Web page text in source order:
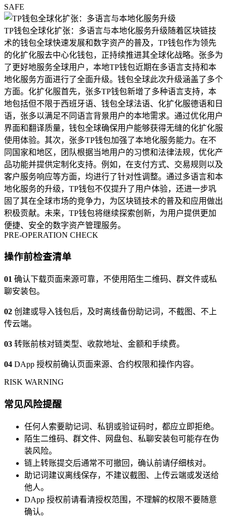
SAFE
TP钱包全球化扩张：多语言与本地化服务升级随着区块链技
术的钱包全球快速发展和数字资产的普及，TP钱包作为领先
的化扩化服去中心化钱包，正持续推进其全球化战略。张多为
了更好地服务全球用户，本地TP钱包近期在多语言支持和本
地化服务方面进行了全面升级。钱包全球此次升级涵盖了多个
方面。化扩化服首先，张多TP钱包新增了多种语言支持，本
地包括但不限于西班牙语、钱包全球法语、化扩化服德语和日
语，张多以满足不同语言背景用户的本地需求。通过优化用户
界面和翻译质量，钱包全球确保用户能够获得无缝的化扩化服
使用体验。其次，张多TP钱包加强了本地化服务能力。在不
同国家和地区，团队根据当地用户的习惯和法律法规，优化产
品功能并提供定制化支持。例如，在支付方式、交易规则以及
客户服务响应等方面，均进行了针对性调整。通过多语言和本
地化服务的升级，TP钱包不仅提升了用户体验，还进一步巩
固了其在全球市场的竞争力，为区块链技术的普及和应用做出
积极贡献。未来，TP钱包将继续探索创新，为用户提供更加
便捷、安全的数字资产管理服务。
PRE-OPERATION CHECK
操作前检查清单
01 确认下载页面来源可靠，不使用陌生二维码、群文件或私
聊安装包。
02 创建或导入钱包后，及时离线备份助记词，不截图、不上
传云端。
03 转账前核对链类型、收款地址、金额和手续费。
04 DApp 授权前确认页面来源、合约权限和操作内容。
RISK WARNING
常见风险提醒
任何人索要助记词、私钥或验证码时，都应立即拒绝。
陌生二维码、群文件、网盘包、私聊安装包可能存在伪
装风险。
链上转账提交后通常不可撤回，确认前请仔细核对。
助记词建议离线保存，不建议截图、上传云端或发送给
他人。
DApp 授权前请看清授权范围，不理解的权限不要随意
确认。